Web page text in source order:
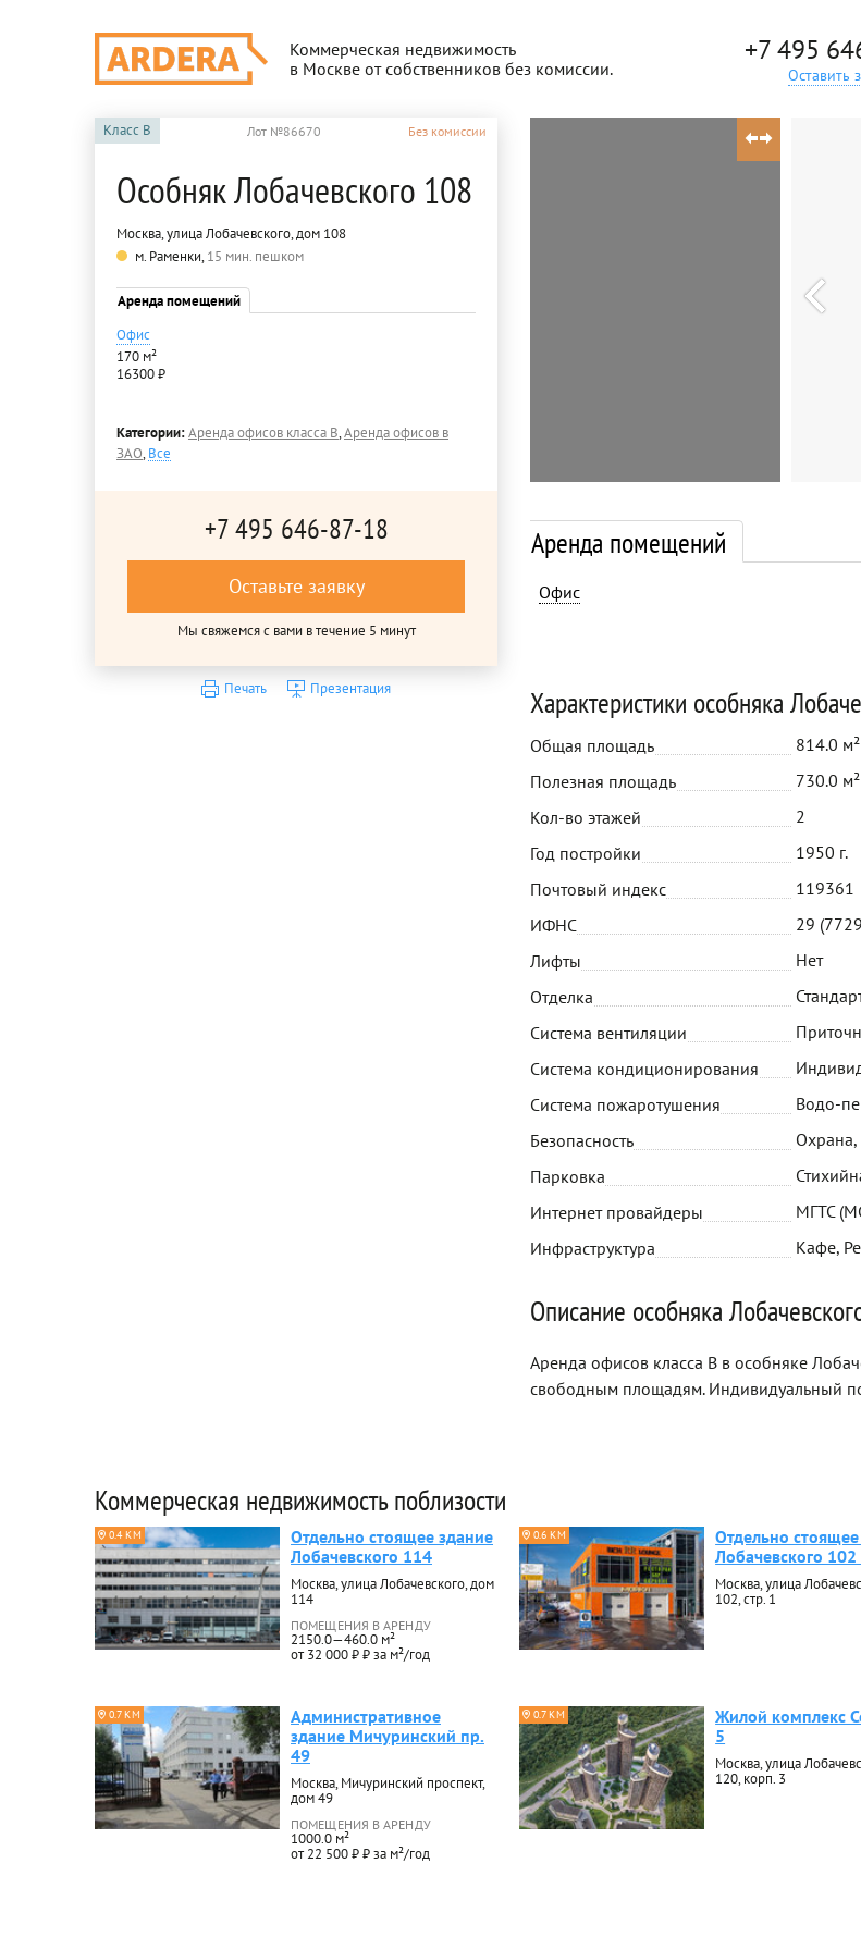
Коммерческая недвижимость
в Москве от собственников без комиссии.
+7 495
Оставить
Класс B Лот №86670 Без комиссии
Особняк Лобачевского 108
Москва, улица Лобачевского, дом 108
м. Раменки,15 мин. пешком
Аренда помещений
Офис
170 м²
16300 ₽
Категории:Аренда офисов класса B,Аренда офисов в
ЗАО,Все
+7 495 646-87-18
Оставьте заявку
Мы свяжемся с вами в течение 5 минут
Печать Презентация
Аренда помещений
Офис
Характеристики особняка
Общая площадь
814.0 м²
Полезная площадь
730.0 м²
Кол-во этажей
2
Год постройки
1950 г.
Почтовый индекс
119361
ИФНС
29
Лифты
Нет
Отделка
Система вентиляции
Система кондиционирования
Система пожаротушения
Водо-
Безопасность
Парковка
Интернет провайдеры
МГТС
Инфраструктура
Кафе,
Описание особняка
Аренда офисов класса B в особняке
свободным площадям. Индивидуальный
Коммерческая недвижимость поблизости
0.4 КМ
Отдельно стоящее здание
Лобачевского 114
Москва, улица Лобачевского, дом
114
ПОМЕЩЕНИЯ В АРЕНДУ
2150.0—460.0 м²
от 32 000 ₽ ₽ за м²/год
0.6 КМ
Отдельно
Лобачевского 102
Москва, улица
102, стр. 1
0.7 КМ
Административное
здание Мичуринский пр.
49
Москва, Мичуринский проспект,
дом 49
ПОМЕЩЕНИЯ В АРЕНДУ
1000.0 м²
от 22 500 ₽ ₽ за м²/год
0.7 КМ
Жилой комплекс
5
Москва, улица
120, корп. 3